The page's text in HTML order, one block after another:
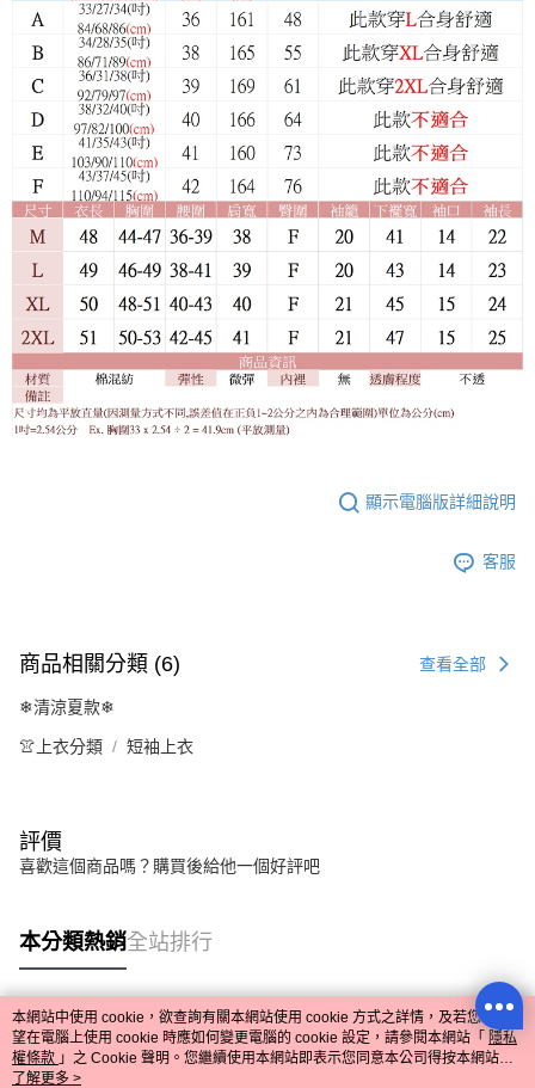
顯示電腦版詳細說明
客服
商品相關分類 (6) 查看全部
❄清涼夏款❄
👚上衣分類 短袖上衣
評價
喜歡這個商品嗎？購買後給他一個好評吧
本分類熱銷全站排行
熱門標籤
本網站中使用 cookie，欲查詢有關本網站使用 cookie 方式之詳情，及若您不希
望在電腦上使用 cookie 時應如何變更電腦的 cookie 設定，請參閱本網站「 隱私
權條款 」之 Cookie 聲明。您繼續使用本網站即表示您同意本公司得按本網站使
用條款之 Cookie 聲明使用 cookie。
了解更多 >